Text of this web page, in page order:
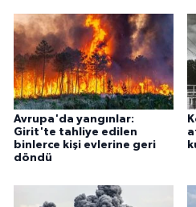
Avrupa'da yangınlar:
Girit'te tahliye edilen
binlerce kişi evlerine geri
döndü